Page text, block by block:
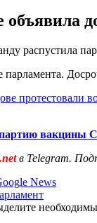
распустила
парламента.
протестовали
вакцины
в Telegram.
News